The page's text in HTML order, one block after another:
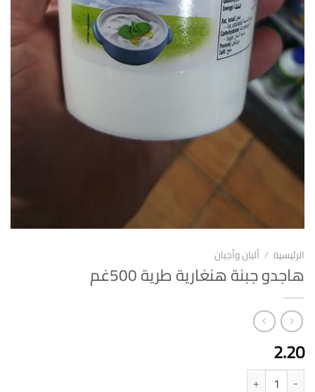
الرئيسية / ألبان وأجبان
هاجدو جبنة هنغارية طرية 500غم
2.20
كمية هاجدو جبنة هنغارية طرية 500غم